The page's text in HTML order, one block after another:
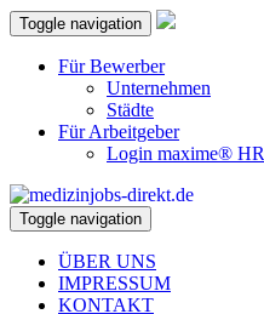
Toggle navigation
Für Bewerber
Unternehmen
Städte
Für Arbeitgeber
Login maxime® HR
Toggle navigation
ÜBER UNS
IMPRESSUM
KONTAKT